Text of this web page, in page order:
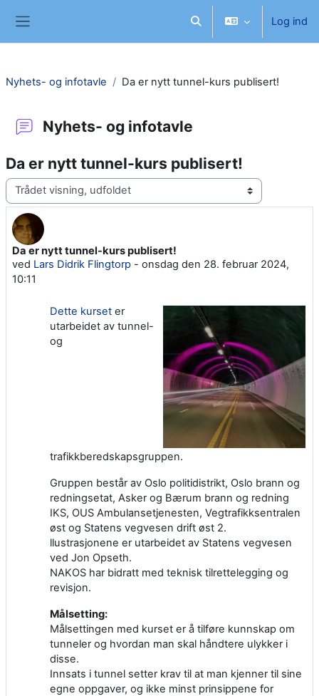
Skift søgeindput Log ind
Nyhets- og infotavle Da er nytt tunnel-kurs publisert!
Nyhets- og infotavle
Da er nytt tunnel-kurs publisert!
Visningsform
Da er nytt tunnel-kurs publisert!
ved Lars Didrik Flingtorp - onsdag den 28. februar 2024,
10:11
Antal besvarelser: 0
Dette kurset er
utarbeidet av tunnel-
og
trafikkberedskapsgruppen.
Gruppen består av Oslo politidistrikt, Oslo brann og
redningsetat, Asker og Bærum brann og redning
IKS, OUS Ambulansetjenesten, Vegtrafikksentralen
øst og Statens vegvesen drift øst 2.
llustrasjonene er utarbeidet av Statens vegvesen
ved Jon Opseth.
NAKOS har bidratt med teknisk tilrettelegging og
revisjon.
Målsetting:
Målsettingen med kurset er å tilføre kunnskap om
tunneler og hvordan man skal håndtere ulykker i
disse.
Innsats i tunnel setter krav til at man kjenner til sine
egne oppgaver, og ikke minst prinsippene for